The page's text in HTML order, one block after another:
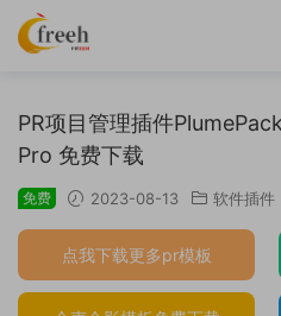
PR项目管理插件
Pro 免费下载
免费 2023-08-13 软件插件
点我下载更多pr模板